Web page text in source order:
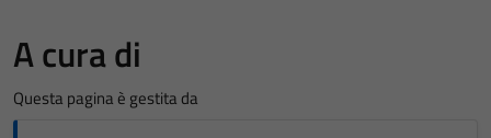
A cura di
Questa pagina è gestita da